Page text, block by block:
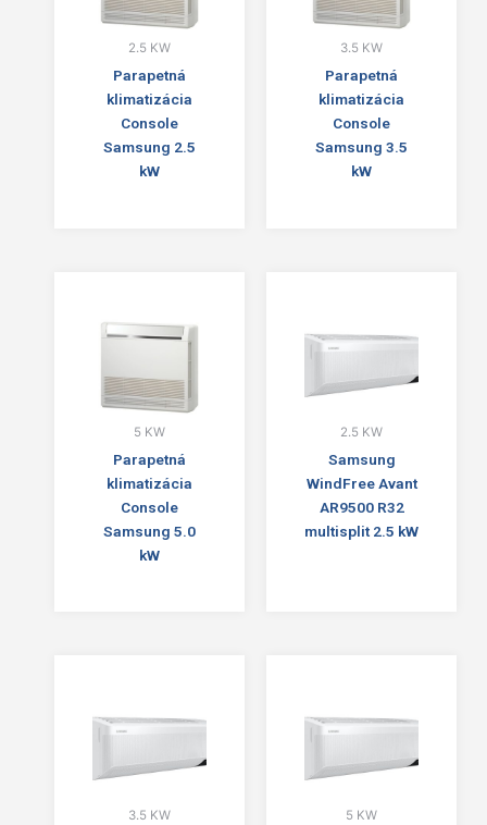
2.5 KW
Parapetná
klimatizácia
Console
Samsung 2.5
kW
3.5 KW
Parapetná
klimatizácia
Console
Samsung 3.5
kW
5 KW
Parapetná
klimatizácia
Console
Samsung 5.0
kW
2.5 KW
Samsung
WindFree Avant
AR9500 R32
multisplit 2.5 kW
3.5 KW 5 KW